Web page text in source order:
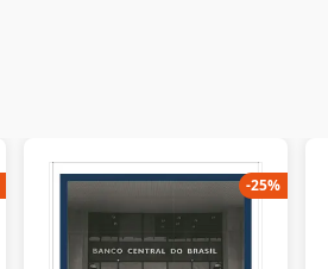
-25%